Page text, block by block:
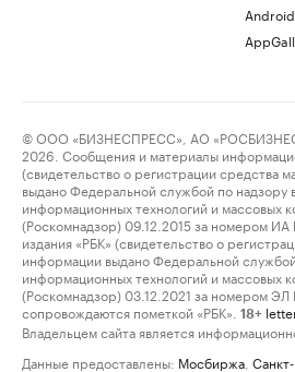
Android
© ООО «БИЗНЕСПРЕСС», АО
2026. Сообщения и материалы
(свидетельство о регистрации средства
выдано Федеральной службой по надзору
информационных технологий и массовых
(Роскомнадзор) 09.12.2015 за номером
издания «РБК» (свидетельство о
информации выдано Федеральной
информационных технологий и массовых
(Роскомнадзор) 03.12.2021 за номером
сопровождаются пометкой «РБК».
18+
Владельцем сайта является
Данные предоставлены: Мосбиржа